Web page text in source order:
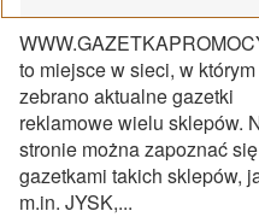
to miejsce w sieci, w którym
zebrano aktualne gazetki
reklamowe wielu sklepów.
stronie można zapoznać
gazetkami takich sklepów,
m.in. JYSK,...